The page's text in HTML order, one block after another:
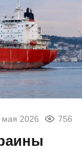
мая 2026 756